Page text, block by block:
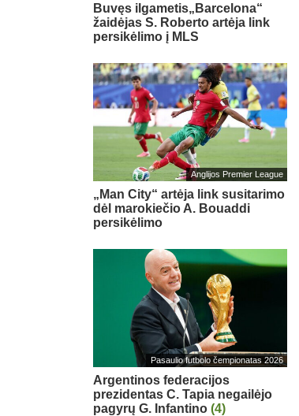
Buvęs ilgametis„Barcelona“
žaidėjas S. Roberto artėja link
persikėlimo į MLS
Anglijos Premier League
„Man City“ artėja link susitarimo
dėl marokiečio A. Bouaddi
persikėlimo
Pasaulio futbolo čempionatas 2026
Argentinos federacijos
prezidentas C. Tapia negailėjo
pagyrų G. Infantino (4)